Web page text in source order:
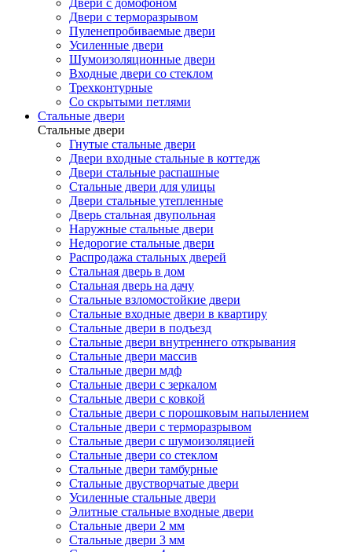
Двери с домофоном
Двери с терморазрывом
Пуленепробиваемые двери
Усиленные двери
Шумоизоляционные двери
Входные двери со стеклом
Трехконтурные
Со скрытыми петлями
Стальные двери
Стальные двери
Гнутые стальные двери
Двери входные стальные в коттедж
Двери стальные распашные
Стальные двери для улицы
Двери стальные утепленные
Дверь стальная двупольная
Наружные стальные двери
Недорогие стальные двери
Распродажа стальных дверей
Стальная дверь в дом
Стальная дверь на дачу
Стальные взломостойкие двери
Стальные входные двери в квартиру
Стальные двери в подъезд
Стальные двери внутреннего открывания
Стальные двери массив
Стальные двери мдф
Стальные двери с зеркалом
Стальные двери с ковкой
Стальные двери с порошковым напылением
Стальные двери с терморазрывом
Стальные двери с шумоизоляцией
Стальные двери со стеклом
Стальные двери тамбурные
Стальные двустворчатые двери
Усиленные стальные двери
Элитные стальные входные двери
Стальные двери 2 мм
Стальные двери 3 мм